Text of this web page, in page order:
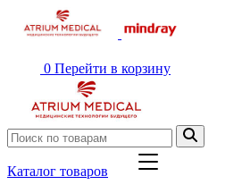
0 Перейти в корзину
Каталог товаров